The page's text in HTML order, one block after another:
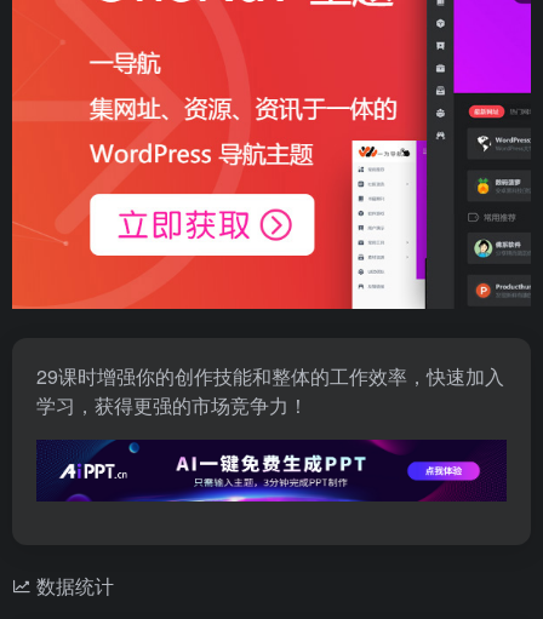
29课时增强你的创作技能和整体的工作效率，快速加入
学习，获得更强的市场竞争力！
数据统计